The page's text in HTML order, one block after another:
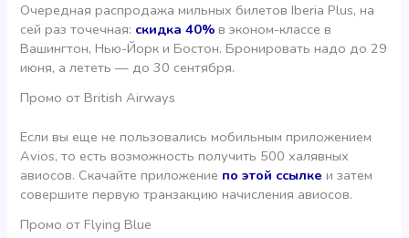
Очередная распродажа мильных билетов Iberia Plus, на
сей раз точечная: скидка 40%в эконом-классе в
Вашингтон, Нью-Йорк и Бостон. Бронировать надо до 29
июня, а лететь — до 30 сентября.
Промо от British Airways
Если вы еще не пользовались мобильным приложением
Avios, то есть возможность получить 500 халявных
авиосов. Скачайте приложение по этой ссылке и затем
совершите первую транзакцию начисления авиосов.
Промо от Flying Blue